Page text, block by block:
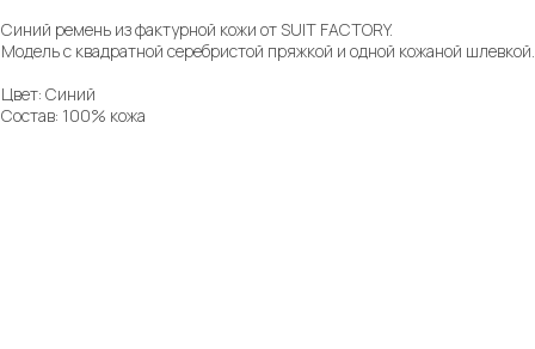
Синий ремень из фактурной кожи от SUIT FACTORY.
Модель с квадратной серебристой пряжкой и одной кожаной шлевкой.
Цвет: Синий
Состав: 100% кожа